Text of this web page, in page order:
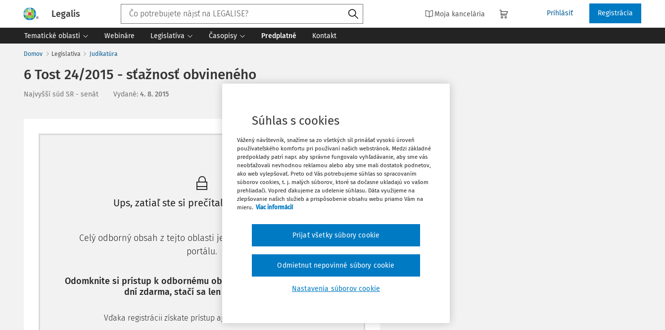
Legalis Moja kancelária Prihlásiť Registrácia
Tematické oblasti Webináre Legislatíva Časopisy Predplatné Kontakt
Domov Legislatíva Judikatúra
6 Tost 24/2015 - sťažnosť obvineného
Najvyšší súd SR - senát Vydané: 4. 8. 2015
Máte predplatné? Prihláste sa
Ups, zatiaľ ste si prečítali len začiatok...
Celý odborný obsah z tejto oblasti je dostupný predplatiteľom
portálu.
Odomknite si prístup k odbornému obsahu a získajte prístup na 10
dní zdarma, stačí sa len zaregistrovať.
Vďaka registrácii získate prístup aj k vybranému obsahu:
Vytlačiť
Obľúbené
Stiahnuť
Súhlas s cookies
Vážený návštevník, snažíme sa zo všetkých síl prinášať vysokú úroveň
používateľského komfortu pri používaní našich webstránok. Medzi základné
predpoklady patrí napr. aby správne fungovalo vyhľadávanie, aby sme vás
neobťažovali nevhodnou reklamou alebo aby sme mali dostatok podnetov,
ako web vylepšovať. Preto od Vás potrebujeme súhlas so spracovaním
súborov cookies, t. j. malých súborov, ktoré sa dočasne ukladajú vo vašom
prehliadači. Vopred ďakujeme za udelenie súhlasu. Dáta využijeme na
zlepšovanie našich služieb a prispôsobenie obsahu webu priamo Vám na
mieru. Viac informácií
Nastavenia súborov cookie
Odmietnut nepovinné súbory cookie
Prijať všetky súbory cookie